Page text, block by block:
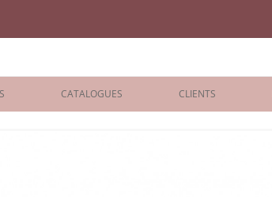
Benisti
CATALOGUES CLIENTS